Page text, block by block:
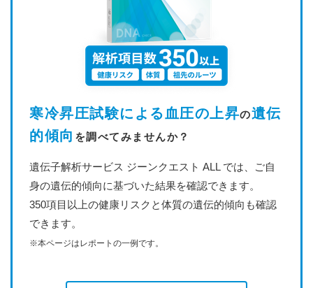
寒冷昇圧試験による血圧の上昇の遺伝
的傾向 を調べてみませんか？
遺伝子解析サービス ジーンクエスト ALL では、ご自
身の遺伝的傾向に基づいた結果を確認できます。
350項目以上の健康リスクと体質の遺伝的傾向も確認
できます。
※本ページはレポートの一例です。